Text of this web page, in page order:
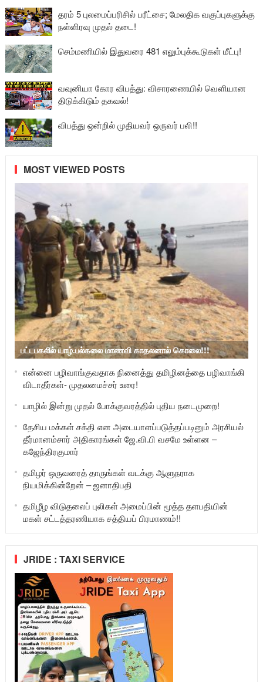
தரம் 5 புலமைப்பரிசில் பரீட்சை; மேலதிக வகுப்புகளுக்கு
நள்ளிரவு முதல் தடை!
செம்மணியில் இதுவரை 481 எலும்புக்கூடுகள் மீட்பு!
வவுனியா கோர விபத்து: விசாரணையில் வௌியான
திடுக்கிடும் தகவல்!
விபத்து ஒன்றில் முதியவர் ஒருவர் பலி!!
MOST VIEWED POSTS
பட்டபகலில் யாழ்.பல்கலை மாணவி காதலனால் கொலை!!!
என்னை பழிவாங்குவதாக நினைத்து தமிழினத்தை பழிவாங்கி
விடாதீர்கள்- முதலமைச்சர் உரை!
யாழில் இன்று முதல் போக்குவரத்தில் புதிய நடைமுறை!
தேசிய மக்கள் சக்தி என அடையாளப்படுத்தப்படினும் அரசியல்
தீர்மானம்சார் அதிகாரங்கள் ஜே.வி.பி வசமே உள்ளன –
கஜேந்திரகுமார்
தமிழர் ஒருவரைத் தாருங்கள் வடக்கு ஆளுநராக
நியமிக்கின்றேன் – ஜனாதிபதி
தமிழீழ விடுதலைப் புலிகள் அமைப்பின் மூத்த தளபதியின்
மகள் சட்டத்தரணியாக சத்தியப் பிரமாணம்!!
JRIDE : TAXI SERVICE